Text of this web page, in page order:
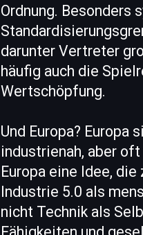
Ordnung. Besonders
darunter Vertreter
häufig auch die
Wertschöpfung.
Und Europa?
industrienah, aber
Europa eine Idee,
Industrie 5.0 als
nicht Technik als